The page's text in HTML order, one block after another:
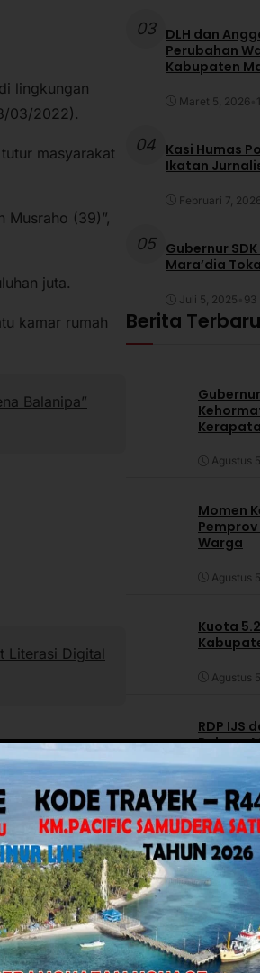
lingkungan
03/2022).
masyarakat
Musraho (39)”,
juta.
kamar rumah
Balanipa”
Literasi Digital
Facebook Twitter Pinterest Mail WhatsApp
03
DLH dan
Perubahan
Kabupaten
Maret 5, 2026
04 Kasi Humas
Ikatan
Februari 7, 2026
05
Gubernur
Mara’dia
Juli 5, 2025 93
Berita Terbaru
Agustus
Momen
Warga
Agustus
Kuota
Agustus
RDP IJS
Polman
Juli 30,
Ketua
Mamuju
Daerah
Juli 30,